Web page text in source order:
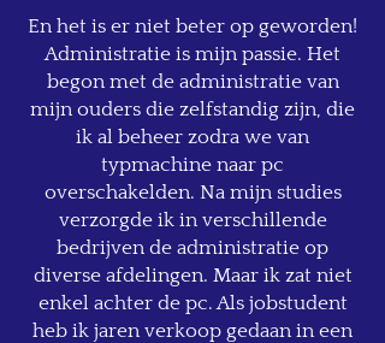
En het is er niet beter op geworden!
Administratie is mijn passie. Het
begon met de administratie van
mijn ouders die zelfstandig zijn, die
ik al beheer zodra we van
typmachine naar pc
overschakelden. Na mijn studies
verzorgde ik in verschillende
bedrijven de administratie op
diverse afdelingen. Maar ik zat niet
enkel achter de pc. Als jobstudent
heb ik jaren verkoop gedaan in een